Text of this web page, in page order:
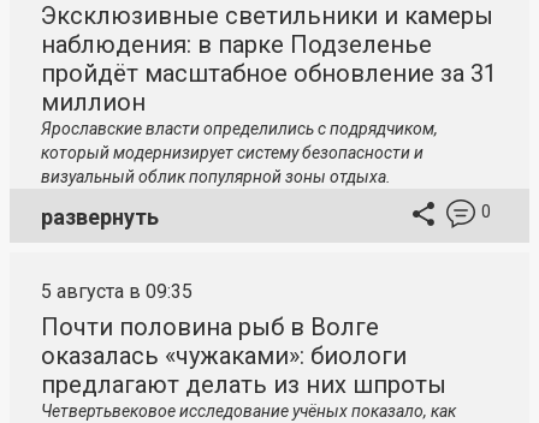
Эксклюзивные светильники и камеры
наблюдения: в парке Подзеленье
пройдёт масштабное обновление за 31
миллион
Ярославские власти определились с подрядчиком,
который модернизирует систему безопасности и
визуальный облик популярной зоны отдыха.
развернуть 0
5 августа в 09:35
Почти половина рыб в Волге
оказалась «чужаками»: биологи
предлагают делать из них шпроты
Четвертьвековое исследование учёных показало, как